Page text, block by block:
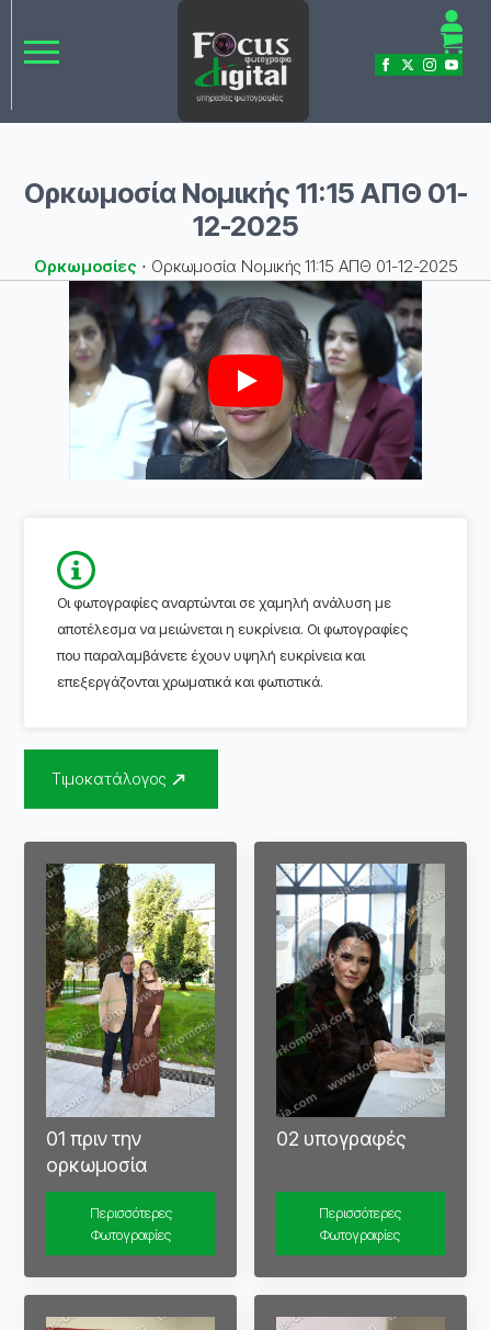
Ορκωμοσία Νομικής 11:15 ΑΠΘ 01-
12-2025
Ορκωμοσίες ⋅ Ορκωμοσία Νομικής 11:15 ΑΠΘ 01-12-2025
Play
Οι φωτογραφίες αναρτώνται σε χαμηλή ανάλυση με
αποτέλεσμα να μειώνεται η ευκρίνεια. Οι φωτογραφίες
που παραλαμβάνετε έχουν υψηλή ευκρίνεια και
επεξεργάζονται χρωματικά και φωτιστικά.
Τιμοκατάλογος
01 πριν την
ορκωμοσία
Περισσότερες
Φωτογραφίες
02 υπογραφές
Περισσότερες
Φωτογραφίες